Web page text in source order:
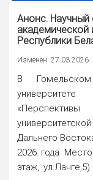
Анонс. Научный
академической
Республики
Изменен: 27.03.2026
В Гомельском
Дальнего
2026 года
этаж,